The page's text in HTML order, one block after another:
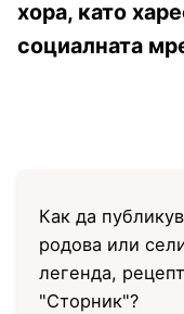
хора, като
социалната
Как да
родова или
легенда,
"Сторник"?